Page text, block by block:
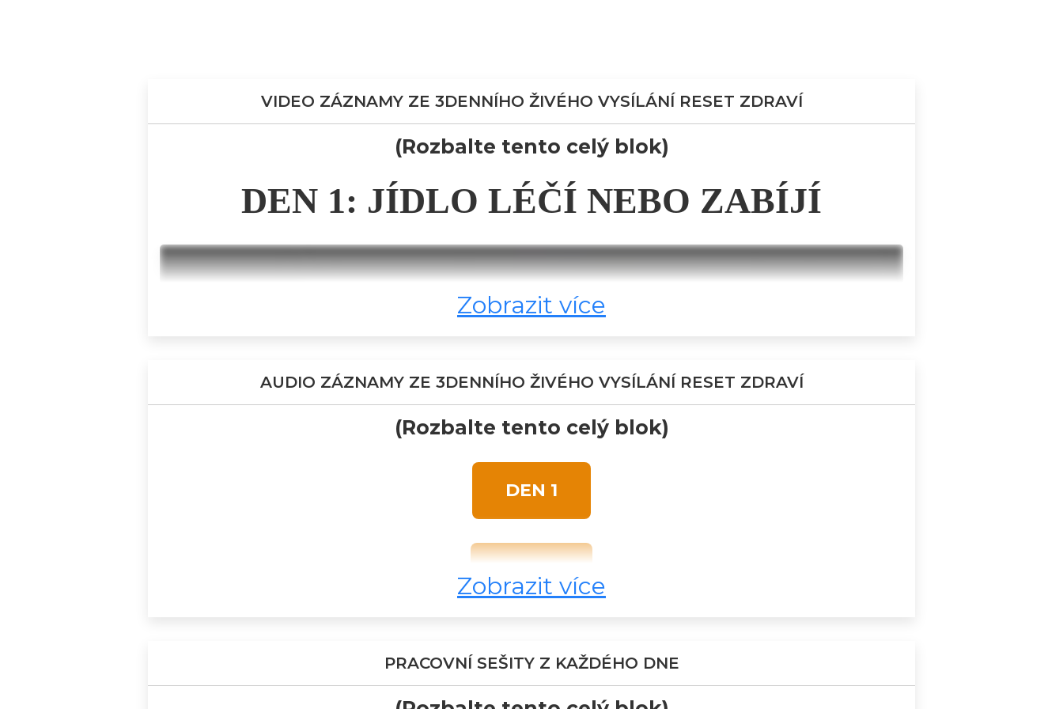
VIDEO ZÁZNAMY ZE 3DENNÍHO ŽIVÉHO VYSÍLÁNÍ RESET ZDRAVÍ
(Rozbalte tento celý blok)
DEN 1: JÍDLO LÉČÍ NEBO ZABÍJÍ
Zobrazit více
AUDIO ZÁZNAMY ZE 3DENNÍHO ŽIVÉHO VYSÍLÁNÍ RESET ZDRAVÍ
(Rozbalte tento celý blok)
DEN 1
DEN 2
DEN 3
Zobrazit více
PRACOVNÍ SEŠITY Z KAŽDÉHO DNE